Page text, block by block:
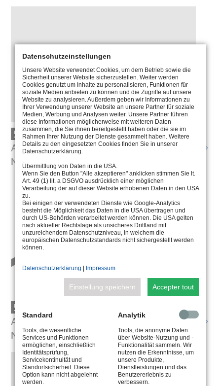
5.0600.65.12
ALIMENTATION TENSION CONSTANTE,
NON DIMMABLE
5.0600.65.60
ALIMENTATION TENSION CONSTANTE,
NON DIMMABLE
Datenschutzeinstellungen
Unsere Website verwendet Cookies, um dem Betrieb sowie die
Sicherheit unserer Website sicherzustellen. Weiter werden
Cookies genutzt um Inhalte zu personalisieren, Funktionen für
soziale Medien anbieten zu können und die Zugriffe auf unsere
Website zu analysieren. Außerdem geben wir Informationen zu
Ihrer Verwendung unserer Website an unsere Partner für soziale
Medien, Werbung und Analysen weiter. Unsere Partner führen
diese Informationen möglicherweise mit weiteren Daten
zusammen, die Sie ihnen bereitgestellt haben oder die sie im
Rahmen Ihrer Nutzung der Dienste gesammelt haben. Weitere
Details zu den eingesetzten Cookies finden Sie in unserer
Datenschutzerklärung.
Übermittlung von Daten in die USA.
Wenn Sie den Button "Alle akzeptieren" anklicken stimmen Sie lt.
Art. 49 (1) lit. a DSGVO ausdrücklich einer möglichen
Verarbeitung der auf dieser Website erhobenen Daten in den USA
zu.
Bei einigen der verwendeten Dienste wie Google-Analytics
besteht die Möglichkeit das Daten in die USA übertragen und
durch US-Behörden verarbeitet werden können. Die USA gelten
nach aktueller Rechtslage als unsicheres Drittland mit
unzureichendem Datenschutzniveau, in welchem die
europäischen Datenschutzstandards nicht sichergestellt werden
können.
Datenschutzerklärung | Impressum
Einstellung speichern Accepter tout
Standard
Tools, die wesentliche
Services und Funktionen
ermöglichen, einschließlich
Identitätsprüfung,
Servicekontinuität und
Standortsicherheit. Diese
Option kann nicht abgelehnt
werden.
Analytik
Tools, die anonyme Daten
über Website-Nutzung und -
Funktionalität sammeln. Wir
nutzen die Erkenntnisse, um
unsere Produkte,
Dienstleistungen und das
Benutzererlebnis zu
verbessern.